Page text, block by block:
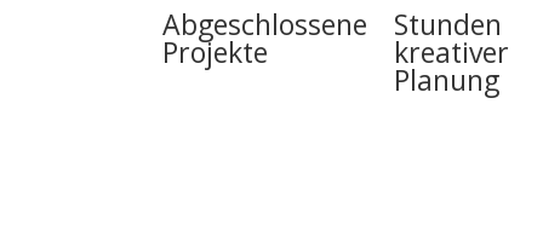
Abgeschlossene
Projekte
Stunden
kreativer
Planung